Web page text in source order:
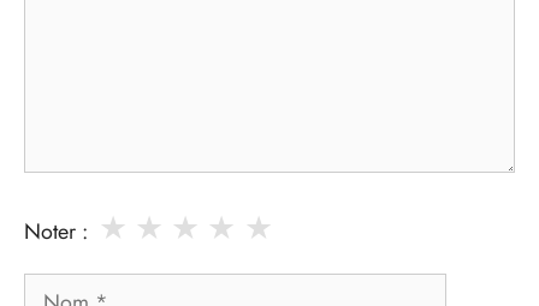
Noter : ★
★
★
★
★
Nom